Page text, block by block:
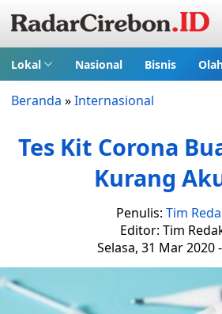
Lokal Nasional Bisnis
Beranda »Internasional
Tes Kit Corona
Kurang
Penulis: Tim
Editor: Tim
Selasa, 31 Mar 2020